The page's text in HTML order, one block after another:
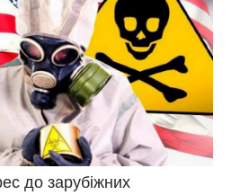
до зарубіжних